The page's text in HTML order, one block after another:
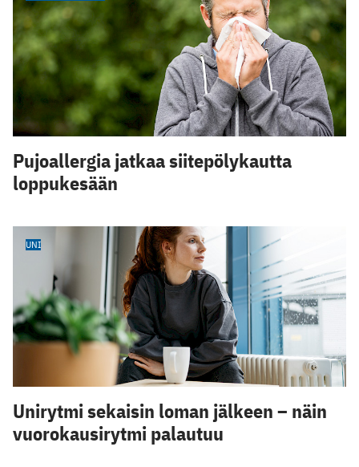
Pujoallergia jatkaa siitepölykautta
loppukesään
UNI
Unirytmi sekaisin loman jälkeen – näin
vuorokausirytmi palautuu